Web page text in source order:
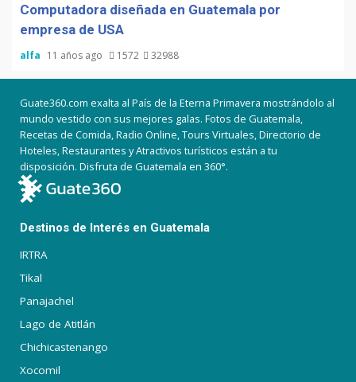
Computadora diseñada en Guatemala por
empresa de USA
alfa 11 años ago 1572 32988
Guate360.com exalta al País de la Eterna Primavera mostrándolo al
mundo vestido con sus mejores galas. Fotos de Guatemala,
Recetas de Comida, Radio Online, Tours Virtuales, Directorio de
Hoteles, Restaurantes y Atractivos turísticos están a tu
disposición. Disfruta de Guatemala en 360°.
Destinos de Interés en Guatemala
IRTRA
Tikal
Panajachel
Lago de Atitlán
Chichicastenango
Xocomil